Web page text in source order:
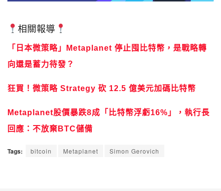
相關報導
「日本微策略」Metaplanet 停止囤比特幣，是戰略轉
向還是蓄力待發？
狂買！微策略 Strategy 砍 12.5 億美元加碼比特幣
Metaplanet股價暴跌8成「比特幣浮虧16%」，執行長
回應：不放棄BTC儲備
Tags: bitcoin Metaplanet Simon Gerovich